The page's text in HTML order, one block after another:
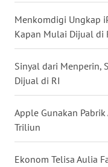
Menkomdigi Ungkap
Kapan Mulai Dijual di
Sinyal dari Menperin,
Dijual di RI
Apple Gunakan
Triliun
Ekonom Telisa Aulia
JABAR
BANTEN
WN
NTT
WN